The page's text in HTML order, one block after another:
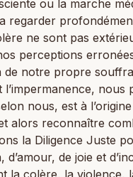
ou la marche
regarder
ne sont pas
perceptions
notre propre
l’impermanence,
nous, est à
alors reconnaître
la Diligence Juste
d’amour, de joie et
la colère, la violence,